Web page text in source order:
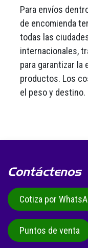
Para envíos
de encomienda
todas las
internacionales,
para garantizar la
productos. Los
el peso y destino.
Contáctenos
Cotiza por
Puntos de venta